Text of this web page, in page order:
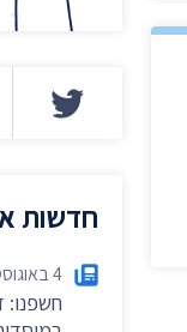
חדשות
4 באוגוסט 2026
חשפנו: